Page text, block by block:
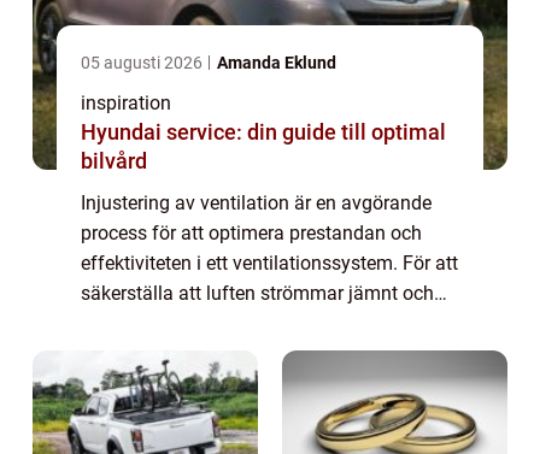
05 augusti 2026 Amanda Eklund
inspiration
Hyundai service: din guide till optimal
bilvård
Injustering av ventilation är en avgörande
process för att optimera prestandan och
effektiviteten i ett ventilationssystem. För att
säkerställa att luften strömmar jämnt och